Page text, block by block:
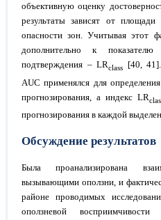
объективную оценку
результаты зависят от
опасности зон. Учитывая этот
дополнительно к
подтверждения – LRclass
[40,
AUC применялся для
прогнозирования, а индекс LR
прогнозирования в каждой
Обсуждение результатов
Была проанализирована
вызывающими оползни, и
районе проводимых
оползневой